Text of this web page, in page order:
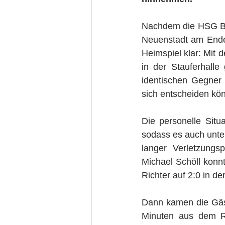
Nachdem die HSG
Neuenstadt am
Heimspiel klar: Mit
in der Stauferhalle
identischen
sich entscheiden
Die personelle
sodass es auch
langer
Michael Schöll
Richter auf 2:0 in
Dann kamen die
Minuten aus dem